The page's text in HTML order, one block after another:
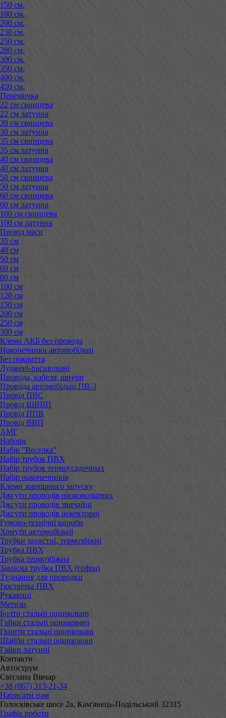
150 см.
180 см.
200 см.
230 см.
250 см.
280 см.
300 см.
350 см.
400 см.
450 см.
Перемичка
22 см свинцева
22 см латунна
30 см свинцева
30 см латунна
35 см свинцева
35 см латунна
40 см свинцева
40 см латунна
50 см свинцева
50 см латунна
60 см свинцева
60 см латунна
100 см свинцева
100 см латунна
Провід маси
35 см
40 см
50 см
60 см
80 см
100 см
120 см
150 см
200 см
250 см
300 см
Клема АКБ без провода
Наконечники автомобільні
Без покриття
Луджені-пасивовані
Провода, кабеля, шнури
Провода автомобільні ПВ-3
Провід ПВС
Провід ШВВП
Провід ППВ
Провід ВВП
АМГ
Набори
Набір "Веселка"
Набір трубок ПВХ
Набір трубок термоусадочных
Набір наконечників
Клеми зовнішньго запуску
Джгути проводів низковольтних
Джгути проводів звичайні
Джгути проводів інжекторні
Гумово-технічні вироби
Хомути автомобільні
Трубки захистні, термозбіжні
Трубка ПВХ
Трубка термозбіжна
Захисна трубка ПВХ (гофра)
З'єднання для проводки
Ізострічка ПВХ
Рукавиці
Метизи
Болти стальні оцинковані
Гайки стальні оцинковані
Гвинти стальні оцинковані
Шайби стальні оцинковані
Гайки латунні
Контакти
Автострум
Світлана Вівчар
+38 (067) 313-21-34
Написати нам
Голосківське шосе 2а, Кам'янець-Подільський 32315
Графік роботи